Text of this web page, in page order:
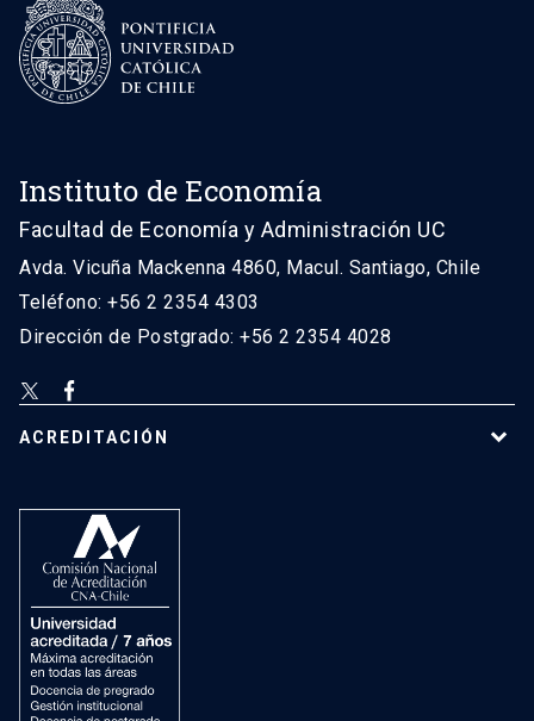
Instituto de Economía
Facultad de Economía y Administración UC
Avda. Vicuña Mackenna 4860, Macul. Santiago, Chile
Teléfono: +56 2 2354 4303
Dirección de Postgrado: +56 2 2354 4028
ACREDITACIÓN